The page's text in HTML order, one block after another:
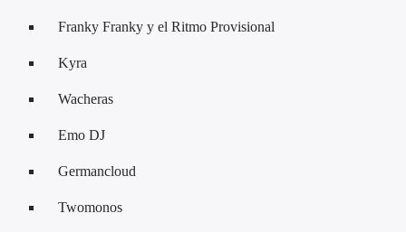
Franky Franky y el Ritmo Provisional
Kyra
Wacheras
Emo DJ
Germancloud
Twomonos